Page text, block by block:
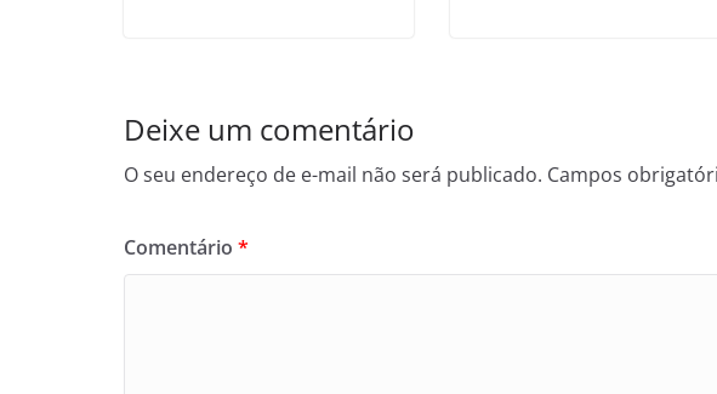
Deixe um comentário
O seu endereço de e-mail não será publicado. Campos
Comentário *